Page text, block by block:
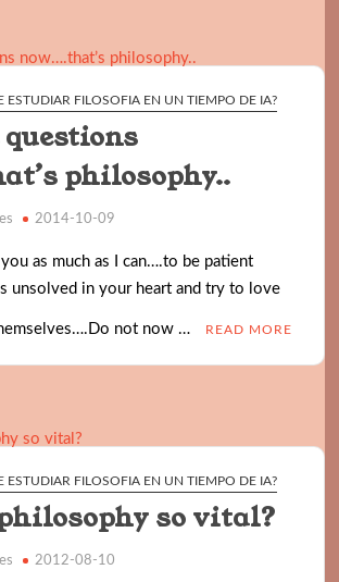
ESTUDIAR FILOSOFIA EN UN TIEMPO DE IA?
philosophy..
2014-10-09
as much as I can….to be patient
unsolved in your heart and try to love
not now … READ MORE
ESTUDIAR FILOSOFIA EN UN TIEMPO DE IA?
so vital?
2012-08-10